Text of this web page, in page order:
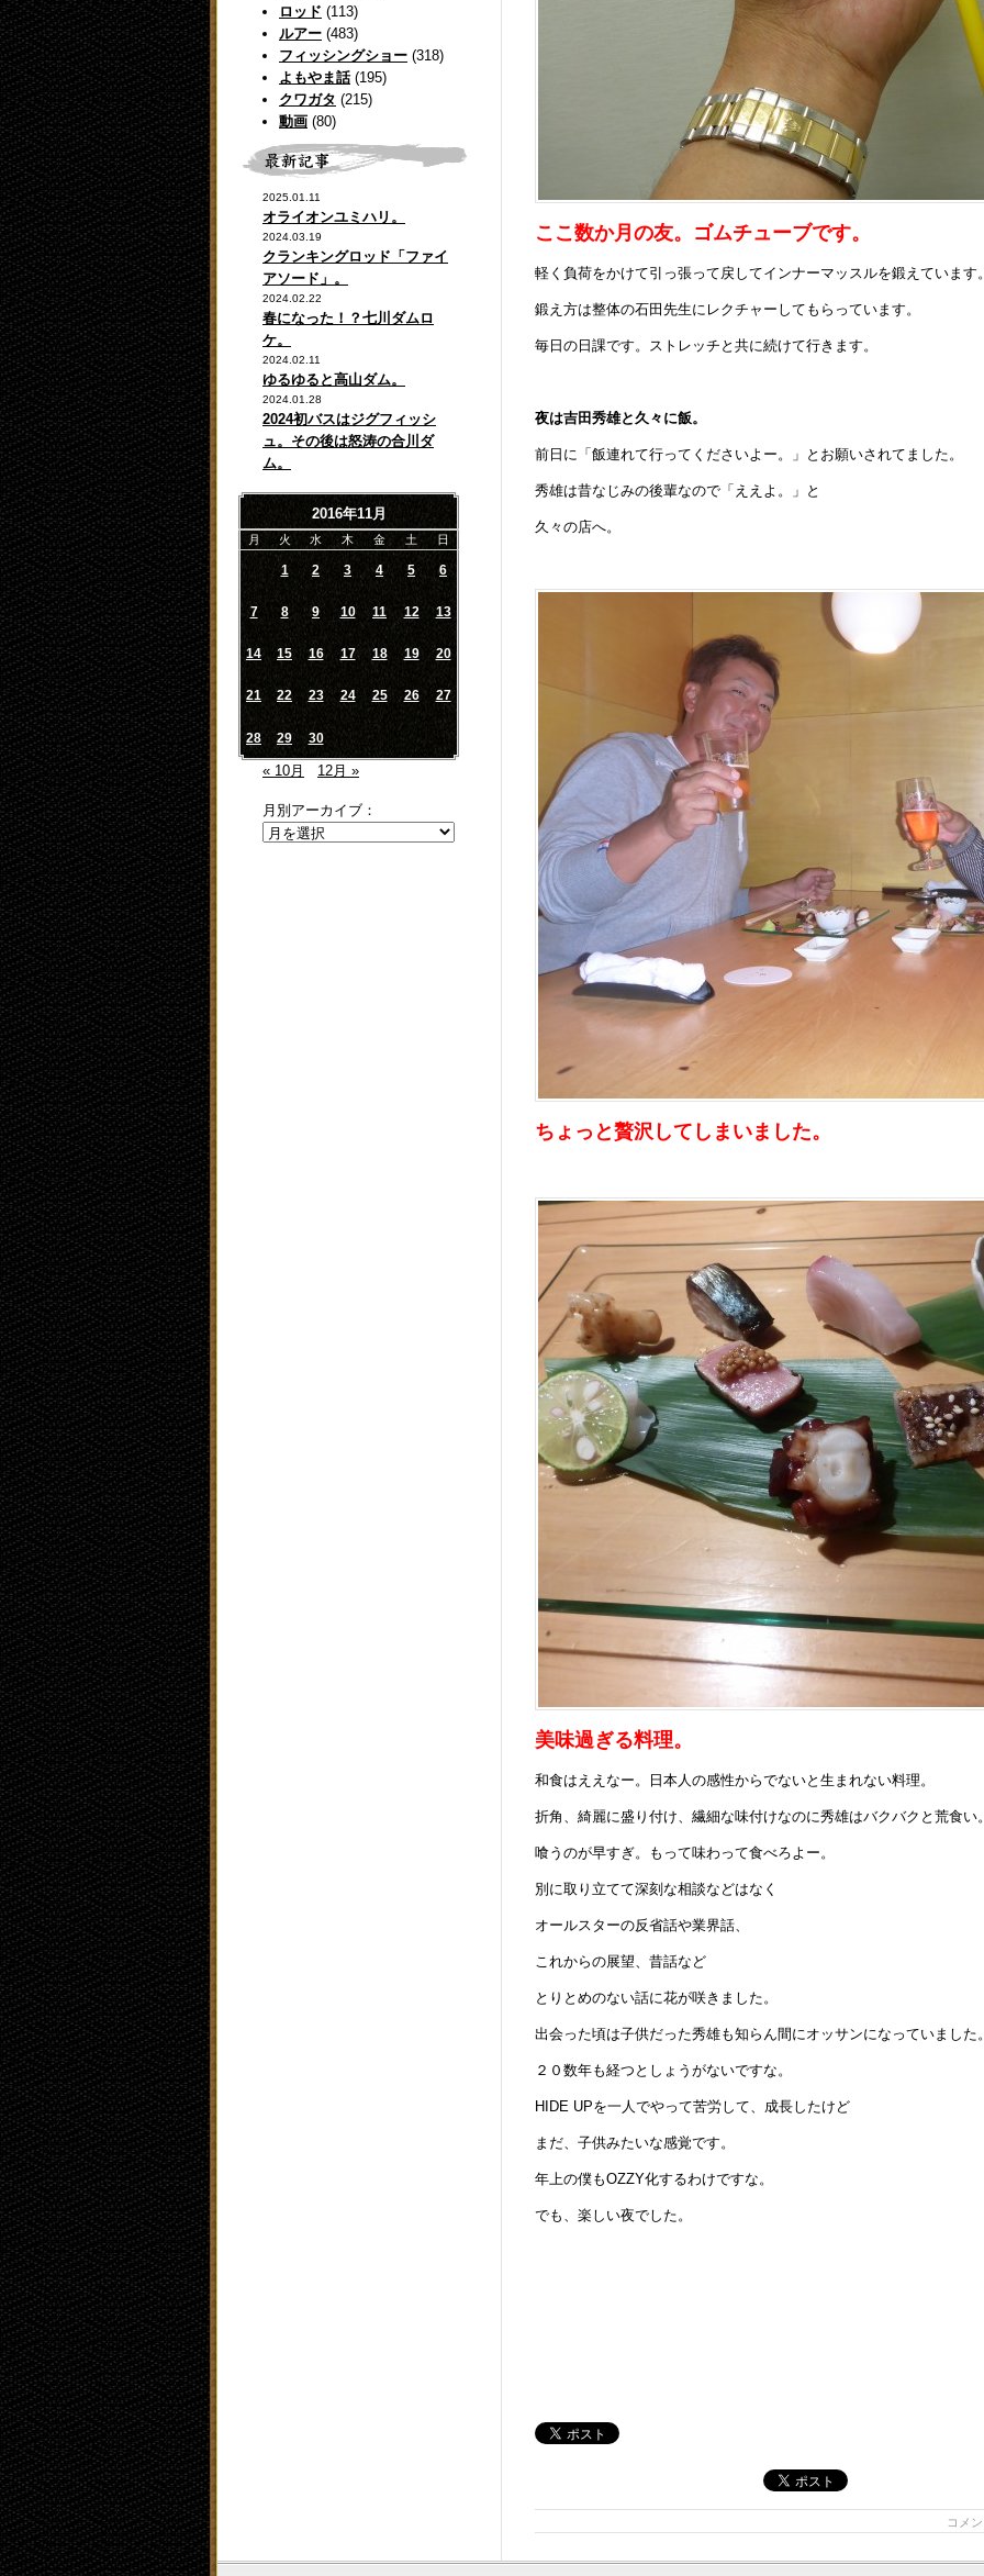
ロッド (113)
ルアー (483)
フィッシングショー (318)
よもやま話(195)
クワガタ (215)
動画 (80)
2025.01.11
オライオンユミハリ。
2024.03.19
クランキングロッド「ファイ
アソード」。
2024.02.22
春になった！？七川ダムロ
ケ。
2024.02.11
ゆるゆると高山ダム。
2024.01.28
2024初バスはジグフィッシ
ュ。その後は怒涛の合川ダ
ム。
2016年11月
月 火 水 木 金 土 日
1 2 3 4 5 6
7 8 9 10 11 12 13
14 15 16 17 18 19 20
21 22 23 24 25 26 27
28 29 30
« 10月 12月 »
月別アーカイブ：
ここ数か月の友。ゴムチューブです。
軽く負荷をかけて引っ張って戻してインナーマッスルを鍛えています
鍛え方は整体の石田先生にレクチャーしてもらっています。
毎日の日課です。ストレッチと共に続けて行きます。
夜は吉田秀雄と久々に飯。
前日に「飯連れて行ってくださいよー。」とお願いされてました。
秀雄は昔なじみの後輩なので「ええよ。」と
久々の店へ。
ちょっと贅沢してしまいました。
美味過ぎる料理。
和食はええなー。日本人の感性からでないと生まれない料理。
折角、綺麗に盛り付け、繊細な味付けなのに秀雄はバクバクと荒食い
喰うのが早すぎ。もって味わって食べろよー。
別に取り立てて深刻な相談などはなく
オールスターの反省話や業界話、
これからの展望、昔話など
とりとめのない話に花が咲きました。
出会った頃は子供だった秀雄も知らん間にオッサンになっていました
２０数年も経つとしょうがないですな。
HIDE UPを一人でやって苦労して、成長したけど
まだ、子供みたいな感覚です。
年上の僕もOZZY化するわけですな。
でも、楽しい夜でした。
コメ